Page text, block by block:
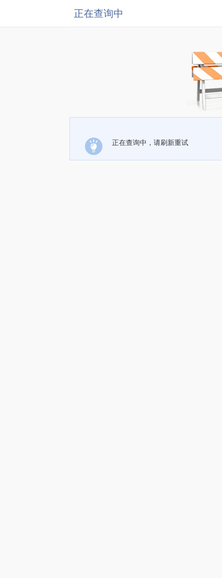
正在查询中
正在查询中，请刷新重试